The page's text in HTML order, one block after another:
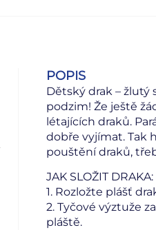
POPIS
Dětský drak – žlutý
podzim! Že ještě
létajících draků.
dobře vyjímat. Tak
pouštění draků,
JAK SLOŽIT DRAKA:
1. Rozložte plášť
2. Tyčové výztuže
pláště.